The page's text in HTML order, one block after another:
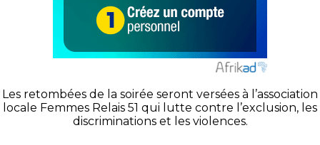
Les retombées de la soirée seront versées à l’association
locale Femmes Relais 51 qui lutte contre l’exclusion, les
discriminations et les violences.